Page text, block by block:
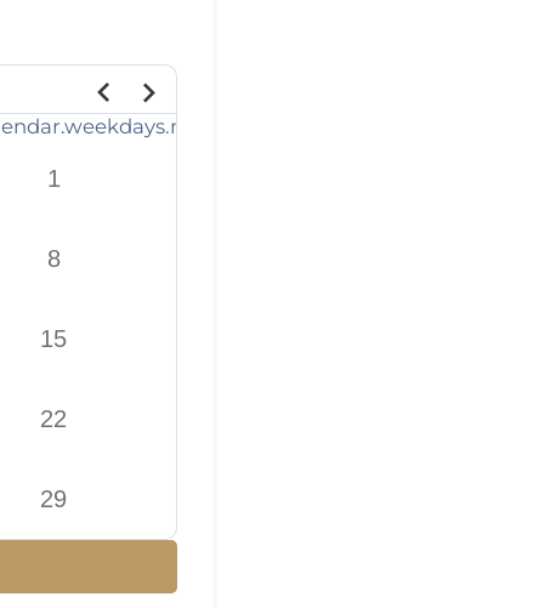
1
8
15
22
29